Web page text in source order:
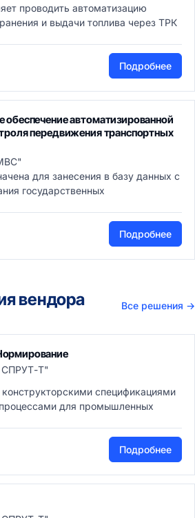
проводить автоматизацию
и выдачи топлива через ТРК
Подробнее
автоматизированной
передвижения транспортных
для занесения в базу данных с
государственных
Подробнее
вендора Все решения →
Т"
спецификациями
для промышленных
Подробнее